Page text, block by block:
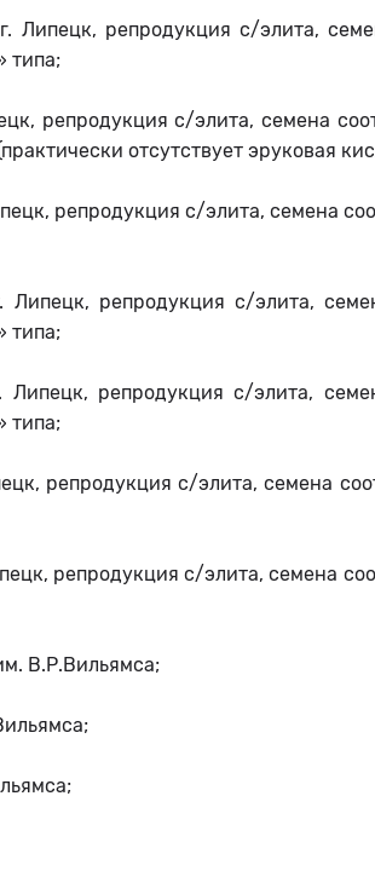
репродукция с/элита,
типа;
репродукция с/элита, семена
отсутствует эруковая
репродукция с/элита, семена
репродукция с/элита,
типа;
репродукция с/элита,
типа;
репродукция с/элита, семена
репродукция с/элита, семена
В.Р.Вильямса;